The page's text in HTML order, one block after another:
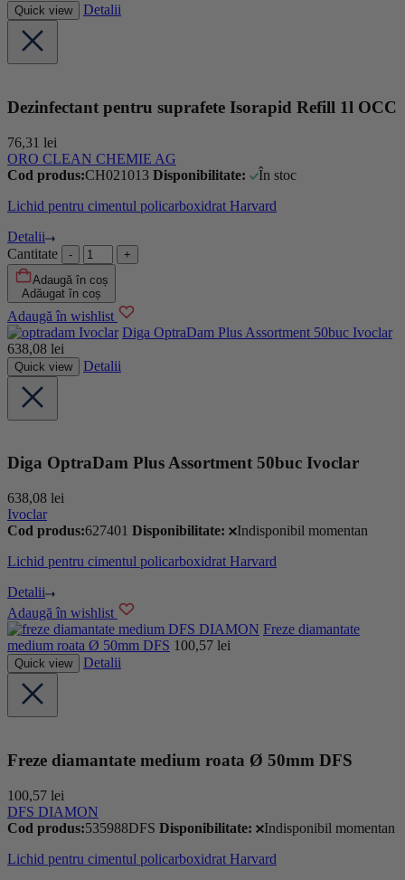
Quick view Detalii
Dezinfectant pentru suprafete Isorapid Refill 1l OCC
76,31 lei
ORO CLEAN CHEMIE AG
Cod produs:CH021013 Disponibilitate:
În stoc
Lichid pentru cimentul policarboxidrat Harvard
Detalii
Cantitate
Adaugă în coș
Adăugat în coș
Adaugă în wishlist
Ivoclar Diga OptraDam Plus Assortment 50buc Ivoclar
638,08 lei
Quick view Detalii
Diga OptraDam Plus Assortment 50buc Ivoclar
638,08 lei
Ivoclar
Cod produs:627401 Disponibilitate:
Indisponibil momentan
Lichid pentru cimentul policarboxidrat Harvard
Detalii
Adaugă în wishlist
DFS DIAMON Freze diamantate
medium roata Ø 50mm DFS 100,57 lei
Quick view Detalii
Freze diamantate medium roata Ø 50mm DFS
100,57 lei
DFS DIAMON
Cod produs:535988DFS Disponibilitate:
Indisponibil momentan
Lichid pentru cimentul policarboxidrat Harvard